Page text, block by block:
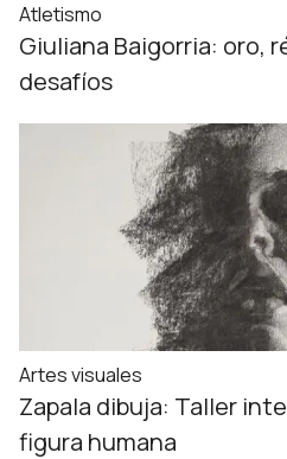
Atletismo
Giuliana Baigorria: oro,
desafíos
Artes visuales
Zapala dibuja: Taller
figura humana